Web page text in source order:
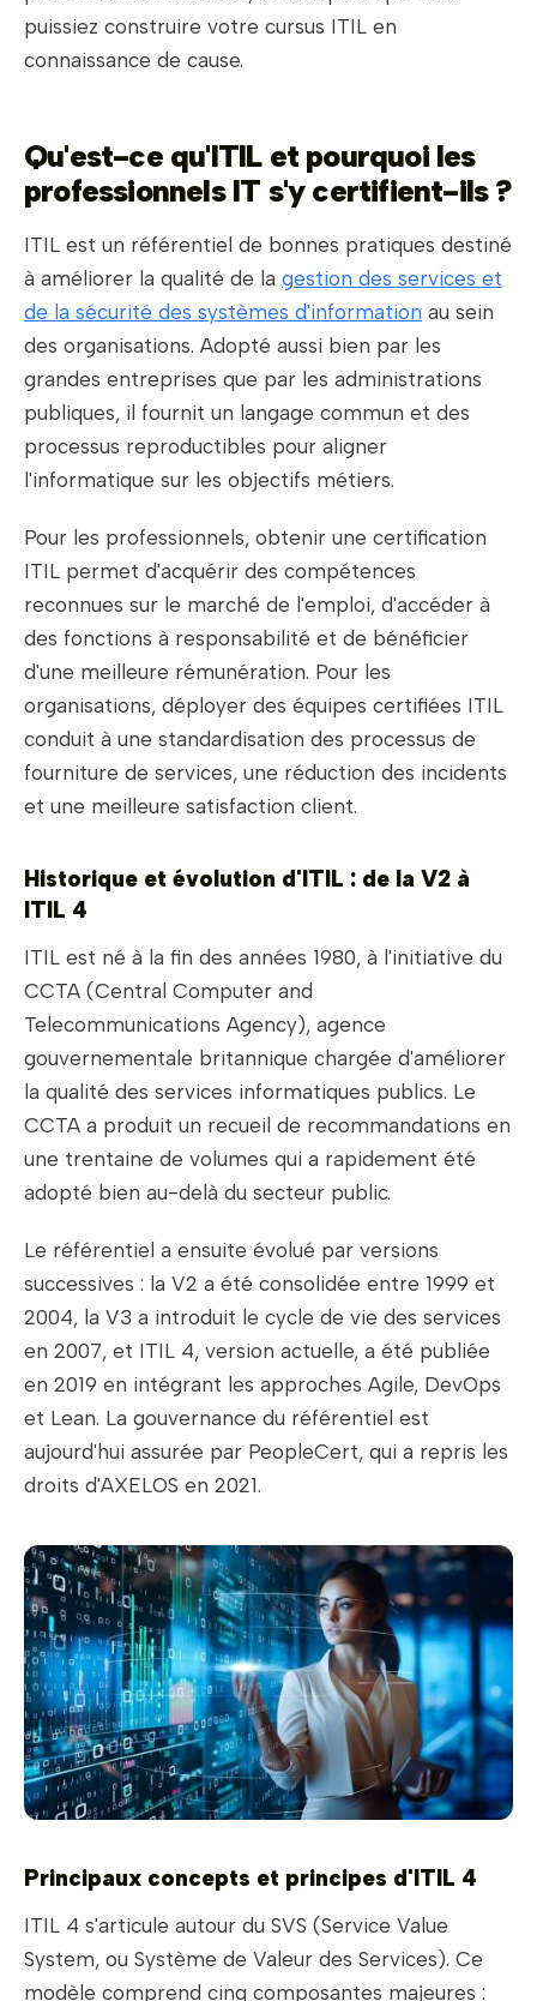
puissiez construire votre cursus ITIL en
connaissance de cause.
Qu'est-ce qu'ITIL et pourquoi les
professionnels IT s'y certifient-ils ?
ITIL est un référentiel de bonnes pratiques destiné
à améliorer la qualité de la gestion des services et
de la sécurité des systèmes d'information au sein
des organisations. Adopté aussi bien par les
grandes entreprises que par les administrations
publiques, il fournit un langage commun et des
processus reproductibles pour aligner
l'informatique sur les objectifs métiers.
Pour les professionnels, obtenir une certification
ITIL permet d'acquérir des compétences
reconnues sur le marché de l'emploi, d'accéder à
des fonctions à responsabilité et de bénéficier
d'une meilleure rémunération. Pour les
organisations, déployer des équipes certifiées ITIL
conduit à une standardisation des processus de
fourniture de services, une réduction des incidents
et une meilleure satisfaction client.
Historique et évolution d'ITIL : de la V2 à
ITIL 4
ITIL est né à la fin des années 1980, à l'initiative du
CCTA (Central Computer and
Telecommunications Agency), agence
gouvernementale britannique chargée d'améliorer
la qualité des services informatiques publics. Le
CCTA a produit un recueil de recommandations en
une trentaine de volumes qui a rapidement été
adopté bien au-delà du secteur public.
Le référentiel a ensuite évolué par versions
successives : la V2 a été consolidée entre 1999 et
2004, la V3 a introduit le cycle de vie des services
en 2007, et ITIL 4, version actuelle, a été publiée
en 2019 en intégrant les approches Agile, DevOps
et Lean. La gouvernance du référentiel est
aujourd'hui assurée par PeopleCert, qui a repris les
droits d'AXELOS en 2021.
Principaux concepts et principes d'ITIL 4
ITIL 4 s'articule autour du SVS (Service Value
System, ou Système de Valeur des Services). Ce
modèle comprend cinq composantes majeures :